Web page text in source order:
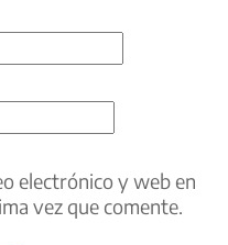
electrónico y web en
vez que comente.